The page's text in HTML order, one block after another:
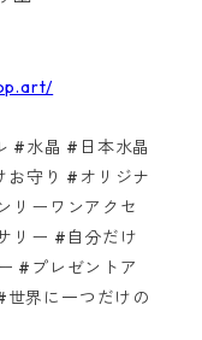
#水晶 #日本水晶
守り #オリジナ
リーワンアクセ
リー #自分だけ
#プレゼントア
界に一つだけの